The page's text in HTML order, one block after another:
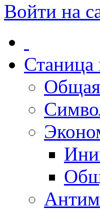
Войти на
Станица